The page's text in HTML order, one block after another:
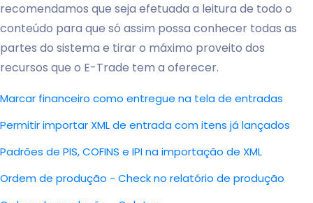
recomendamos que seja efetuada a leitura de todo o
conteúdo para que só assim possa conhecer todas as
partes do sistema e tirar o máximo proveito dos
recursos que o E-Trade tem a oferecer.
Marcar financeiro como entregue na tela de entradas
Permitir importar XML de entrada com itens já lançados
Padrões de PIS, COFINS e IPI na importação de XML
Ordem de produção - Check no relatório de produção